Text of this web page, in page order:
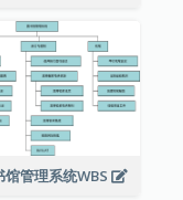
馆管理系统WBS